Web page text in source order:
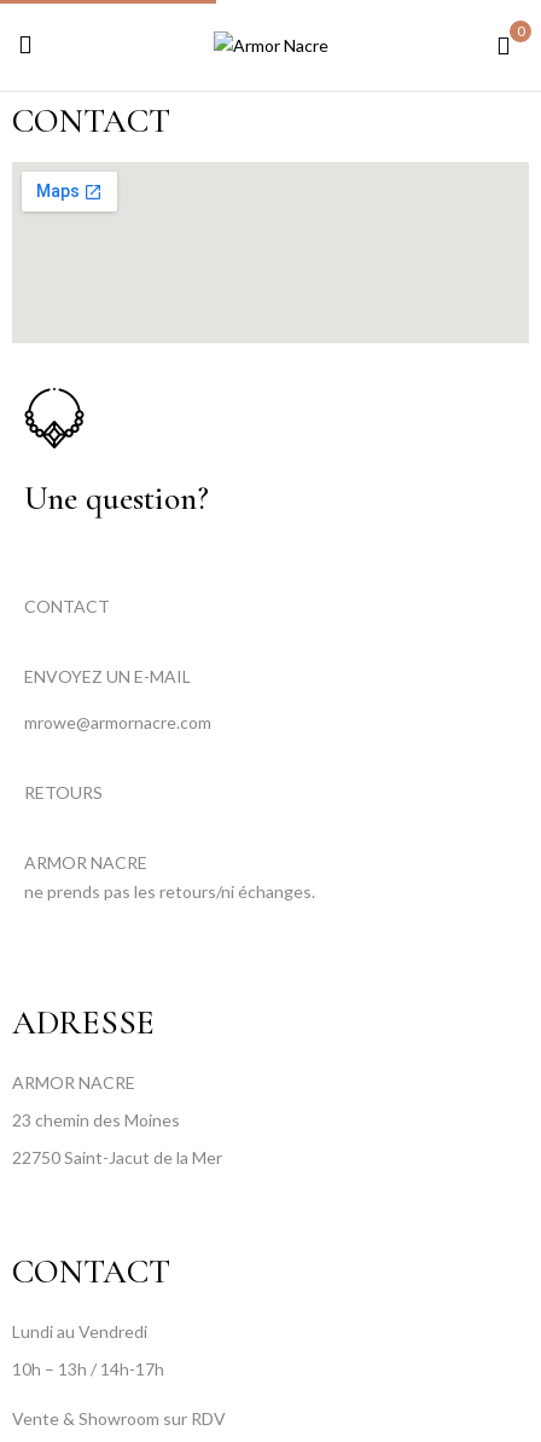
0
CONTACT
Une question?
CONTACT
ENVOYEZ UN E-MAIL
mrowe@armornacre.com
RETOURS
ARMOR NACRE
ne prends pas les retours/ni échanges.
ADRESSE
ARMOR NACRE
23 chemin des Moines
22750 Saint-Jacut de la Mer
CONTACT
Lundi au Vendredi
10h – 13h / 14h-17h
Vente & Showroom sur RDV